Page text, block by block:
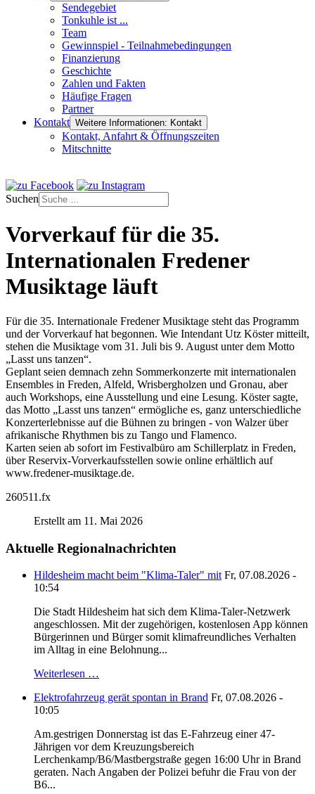
Sendegebiet
Tonkuhle ist ...
Team
Gewinnspiel - Teilnahmebedingungen
Finanzierung
Geschichte
Zahlen und Fakten
Häufige Fragen
Partner
Kontakt Weitere Informationen: Kontakt
Kontakt, Anfahrt & Öffnungszeiten
Mitschnitte
Suchen
Vorverkauf für die 35.
Internationalen Fredener
Musiktage läuft
Für die 35. Internationale Fredener Musiktage steht das Programm
und der Vorverkauf hat begonnen. Wie Intendant Utz Köster mitteilt,
stehen die Musiktage vom 31. Juli bis 9. August unter dem Motto
„Lasst uns tanzen“.
Geplant seien demnach zehn Sommerkonzerte mit internationalen
Ensembles in Freden, Alfeld, Wrisbergholzen und Gronau, aber
auch Workshops, eine Ausstellung und eine Lesung. Köster sagte,
das Motto „Lasst uns tanzen“ ermögliche es, ganz unterschiedliche
Konzerterlebnisse auf die Bühnen zu bringen - von Walzer über
afrikanische Rhythmen bis zu Tango und Flamenco.
Karten seien ab sofort im Festivalbüro am Schillerplatz in Freden,
über Reservix-Vorverkaufsstellen sowie online erhältlich auf
www.fredener-musiktage.de.
260511.fx
Erstellt am 11. Mai 2026
Aktuelle Regionalnachrichten
Hildesheim macht beim "Klima-Taler" mit Fr, 07.08.2026 -
10:54
Die Stadt Hildesheim hat sich dem Klima-Taler-Netzwerk
angeschlossen. Mit der zugehörigen, kostenlosen App können
Bürgerinnen und Bürger somit klimafreundliches Verhalten
im Alltag in eine Belohnung...
Weiterlesen …
Elektrofahrzeug gerät spontan in Brand Fr, 07.08.2026 -
10:05
Am.gestrigen Donnerstag ist das E-Fahrzeug einer 47-
Jährigen vor dem Kreuzungsbereich
Lerchenkamp/B6/Mastbergstraße gegen 16:00 Uhr in Brand
geraten. Nach Angaben der Polizei befuhr die Frau von der
B6...